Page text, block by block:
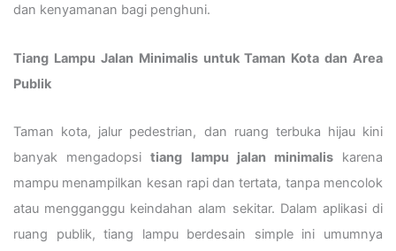
dan kenyamanan bagi penghuni.
Tiang Lampu Jalan Minimalis untuk Taman Kota dan Area
Publik
Taman kota, jalur pedestrian, dan ruang terbuka hijau kini
banyak mengadopsitiang lampu jalan minimaliskarena
mampu menampilkan kesan rapi dan tertata, tanpa mencolok
atau mengganggu keindahan alam sekitar. Dalam aplikasi di
ruang publik, tiang lampu berdesain simple ini umumnya